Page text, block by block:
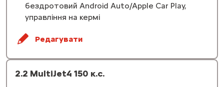
бездротовий Android Auto/Apple Car Play,
управління на кермі
Редагувати
2.2 MultiJet4 150 к.с.